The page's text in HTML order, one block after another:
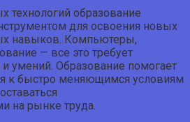
технологий образование
для освоения новых
навыков. Компьютеры,
— все это требует
умений. Образование помогает
к быстро меняющимся условиям
на рынке труда.